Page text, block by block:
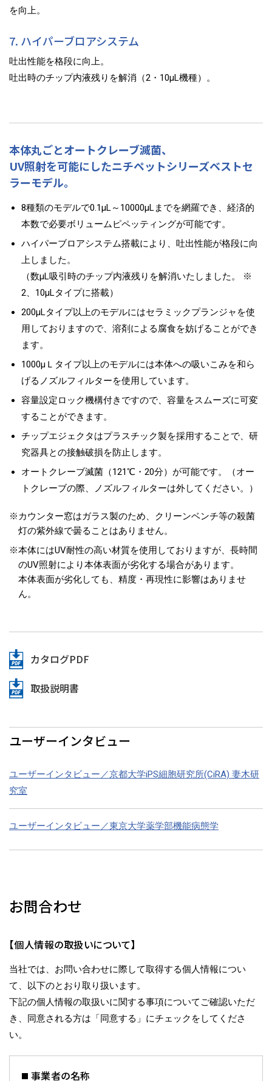
を向上。
7. ハイパーブロアシステム
吐出性能を格段に向上。
吐出時のチップ内液残りを解消（2・10µL機種）。
本体丸ごとオートクレーブ滅菌、
UV照射を可能にしたニチペットシリーズベストセ
ラーモデル。
8種類のモデルで0.1μL～10000μLまでを網羅でき、経済的
本数で必要ボリュームピペッティングが可能です。
ハイパーブロアシステム搭載により、吐出性能が格段に向
上しました。
（数μL吸引時のチップ内液残りを解消いたしました。 ※
2、10μLタイプに搭載）
200μLタイプ以上のモデルにはセラミックプランジャを使
用しておりますので、溶剤による腐食を妨げることができ
ます。
1000μＬタイプ以上のモデルには本体への吸いこみを和ら
げるノズルフィルターを使用しています。
容量設定ロック機構付きですので、容量をスムーズに可変
することができます。
チップエジェクタはプラスチック製を採用することで、研
究器具との接触破損を防止します。
オートクレーブ滅菌（121℃・20分）が可能です。（オー
トクレーブの際、ノズルフィルターは外してください。）
※ カウンター窓はガラス製のため、クリーンベンチ等の殺菌
灯の紫外線で曇ることはありません。
※本体にはUV耐性の高い材質を使用しておりますが、長時間
のUV照射により本体表面が劣化する場合があります。
本体表面が劣化しても、精度・再現性に影響はありませ
ん。
カタログPDF
取扱説明書
ユーザーインタビュー
ユーザーインタビュー／京都大学iPS細胞研究所(CiRA) 妻木研
究室
ユーザーインタビュー／東京大学薬学部機能病態学
お問合わせ
【個人情報の取扱いについて】
当社では、お問い合わせに際して取得する個人情報につい
て、以下のとおり取り扱います。
下記の個人情報の取扱いに関する事項についてご確認いただ
き、同意される方は「同意する」にチェックをしてくださ
い。
事業者の名称